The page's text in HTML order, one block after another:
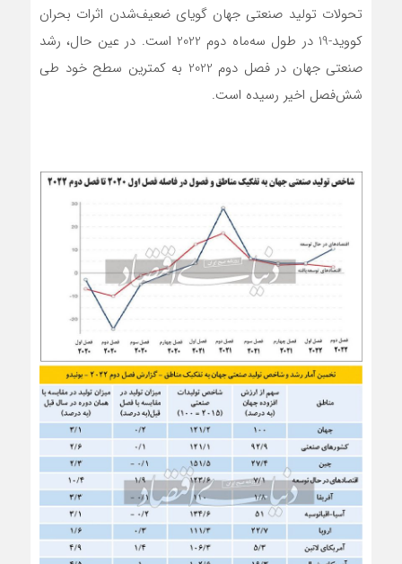
تحولات تولید صنعتی جهان گویای ضعیف‌شدن اثرات بحران
کووید-19 در طول سه‌ماه دوم 2022 است. در عین حال، رشد
صنعتی جهان در فصل دوم 2022 به کمترین سطح خود طی
شش‌فصل اخیر رسیده است.